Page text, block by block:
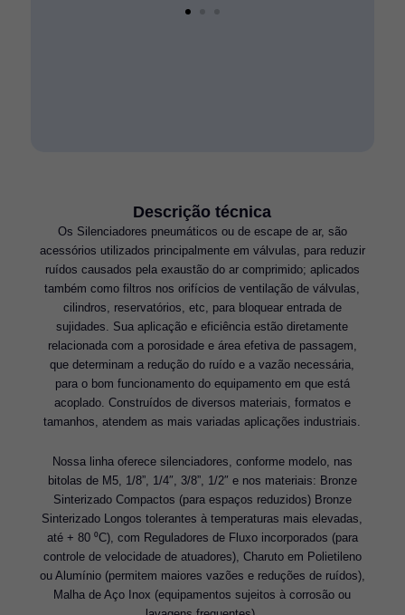
Descrição técnica
Os Silenciadores pneumáticos ou de escape de ar, são
acessórios utilizados principalmente em válvulas, para reduzir
ruídos causados pela exaustão do ar comprimido; aplicados
também como filtros nos orifícios de ventilação de válvulas,
cilindros, reservatórios, etc, para bloquear entrada de
sujidades. Sua aplicação e eficiência estão diretamente
relacionada com a porosidade e área efetiva de passagem,
que determinam a redução do ruído e a vazão necessária,
para o bom funcionamento do equipamento em que está
acoplado. Construídos de diversos materiais, formatos e
tamanhos, atendem as mais variadas aplicações industriais.
Nossa linha oferece silenciadores, conforme modelo, nas
bitolas de M5, 1/8”, 1/4″, 3/8”, 1/2″ e nos materiais: Bronze
Sinterizado Compactos (para espaços reduzidos) Bronze
Sinterizado Longos tolerantes à temperaturas mais elevadas,
até + 80 ⁰C), com Reguladores de Fluxo incorporados (para
controle de velocidade de atuadores), Charuto em Polietileno
ou Alumínio (permitem maiores vazões e reduções de ruídos),
Malha de Aço Inox (equipamentos sujeitos à corrosão ou